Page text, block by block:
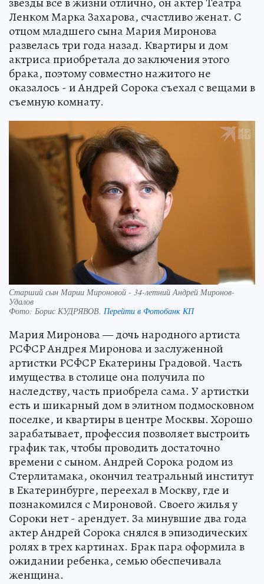
Ленком Марка Захарова, счастливо женат. С
отцом младшего сына Мария Миронова
развелась три года назад. Квартиры и дом
актриса приобретала до заключения этого
брака, поэтому совместно нажитого не
оказалось - и Андрей Сорока съехал с вещами в
съемную комнату.
Старший сын Марии Мироновой - 34-летний Андрей Миронов-
Удалов
Фото: Борис КУДРЯВОВ. Перейти в Фотобанк КП
Мария Миронова — дочь народного артиста
РСФСР Андрея Миронова и заслуженной
артистки РСФСР Екатерины Градовой. Часть
имущества в столице она получила по
наследству, часть приобрела сама. У артистки
есть и шикарный дом в элитном подмосковном
поселке, и квартиры в центре Москвы. Хорошо
зарабатывает, профессия позволяет выстроить
график так, чтобы проводить достаточно
времени с сыном. Андрей Сорока родом из
Стерлитамака, окончил театральный институт
в Екатеринбурге, переехал в Москву, где и
познакомился с Мироновой. Своего жилья у
Сороки нет - арендует. За минувшие два года
актер Андрей Сорока снялся в эпизодических
ролях в трех картинах. Брак пара оформила в
ожидании ребенка, семью обеспечивала
женщина.